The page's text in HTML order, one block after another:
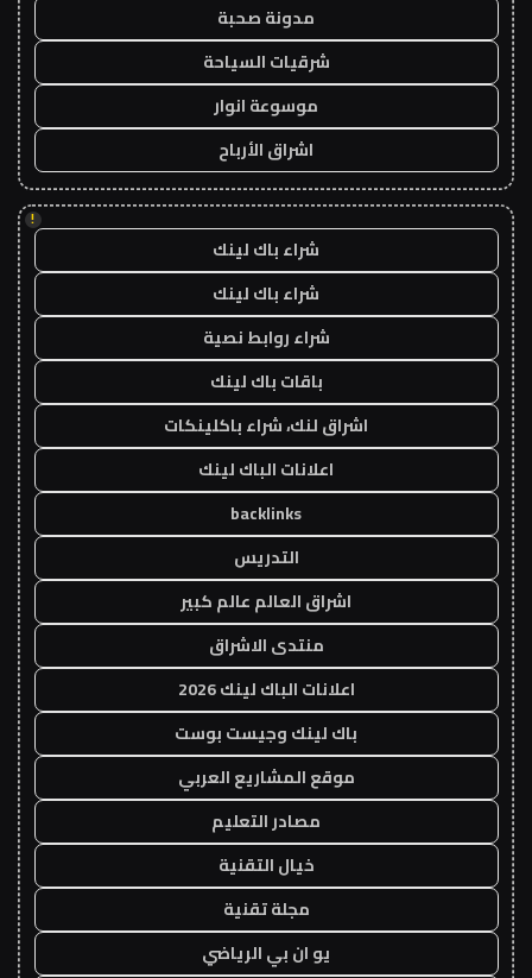
مدونة صحبة
شرقيات السياحة
موسوعة انوار
اشراق الأرباح
!
شراء باك لينك
شراء باك لينك
شراء روابط نصية
باقات باك لينك
اشراق لنك، شراء باكلينكات
اعلانات الباك لينك
backlinks
التدريس
اشراق العالم عالم كبير
منتدى الاشراق
اعلانات الباك لينك 2026
باك لينك وجيست بوست
موقع المشاريع العربي
مصادر التعليم
خيال التقنية
مجلة تقنية
يو ان بي الرياضي